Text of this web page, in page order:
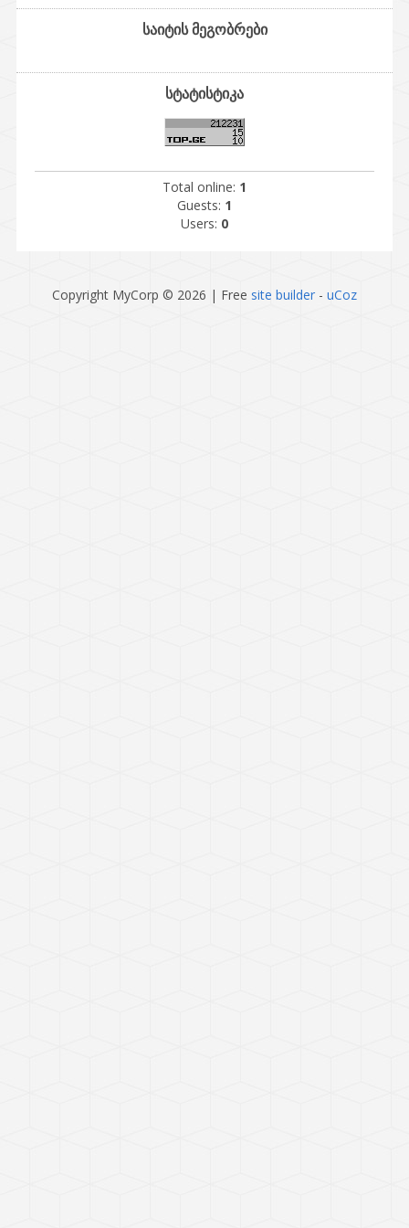
საიტის მეგობრები
სტატისტიკა
Total online: 1
Guests: 1
Users: 0
Copyright MyCorp © 2026 | Free site builder - uCoz